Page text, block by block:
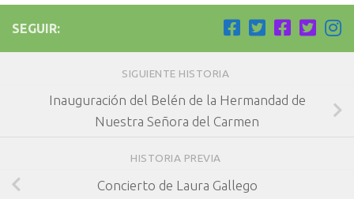
SEGUIR:
SIGUIENTE HISTORIA
Inauguración del Belén de la Hermandad de
Nuestra Señora del Carmen
HISTORIA PREVIA
Concierto de Laura Gallego